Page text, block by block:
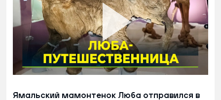
Ямальский мамонтенок Люба отправился в